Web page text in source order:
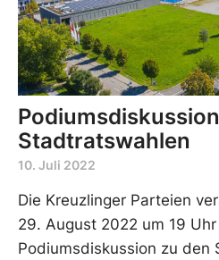
Podiumsdiskussion
Stadtratswahlen
10. Juli 2022
Die Kreuzlinger Parteien
29. August 2022 um 19 Uhr
Podiumsdiskussion zu den